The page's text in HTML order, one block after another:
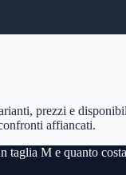
prezzi e
affiancati.
taglia M e quanto